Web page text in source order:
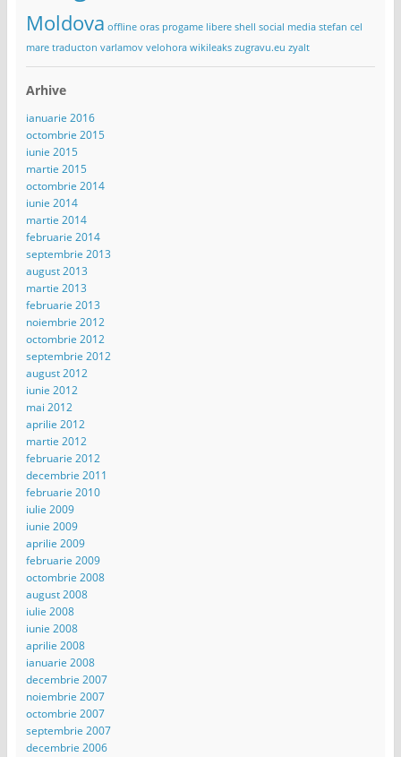
Moldova offline oras progame libere shell social media stefan cel
mare traducton varlamov velohora wikileaks zugravu.eu zyalt
Arhive
ianuarie 2016
octombrie 2015
iunie 2015
martie 2015
octombrie 2014
iunie 2014
martie 2014
februarie 2014
septembrie 2013
august 2013
martie 2013
februarie 2013
noiembrie 2012
octombrie 2012
septembrie 2012
august 2012
iunie 2012
mai 2012
aprilie 2012
martie 2012
februarie 2012
decembrie 2011
februarie 2010
iulie 2009
iunie 2009
aprilie 2009
februarie 2009
octombrie 2008
august 2008
iulie 2008
iunie 2008
aprilie 2008
ianuarie 2008
decembrie 2007
noiembrie 2007
octombrie 2007
septembrie 2007
decembrie 2006